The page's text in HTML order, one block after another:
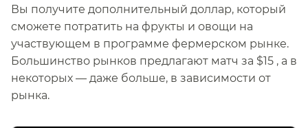
Вы получите дополнительный доллар, который
сможете потратить на фрукты и овощи на
участвующем в программе фермерском рынке.
Большинство рынков предлагают матч за $15 , а в
некоторых — даже больше, в зависимости от
рынка.​​